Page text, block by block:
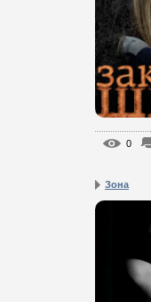
0
Зона